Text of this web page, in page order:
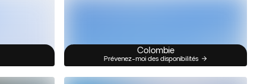
Colombie
Prévenez-moi des disponibilités